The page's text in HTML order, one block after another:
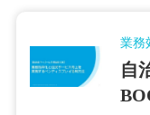
業務
自